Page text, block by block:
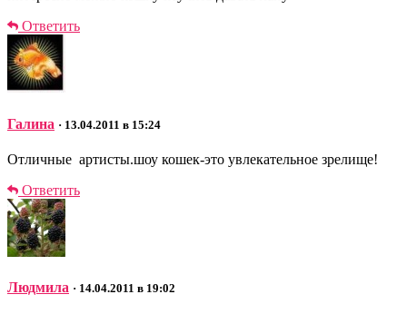
Ответить
Галина · 13.04.2011 в 15:24
Отличные артисты.шоу кошек-это увлекательное зрелище!
Ответить
Людмила · 14.04.2011 в 19:02